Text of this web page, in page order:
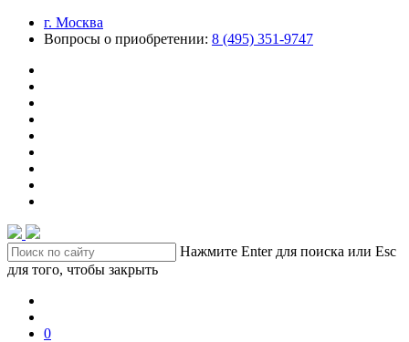
г. Москва
Вопросы о приобретении: 8 (495) 351-9747
Нажмите Enter для поиска или Esc
для того, чтобы закрыть
0